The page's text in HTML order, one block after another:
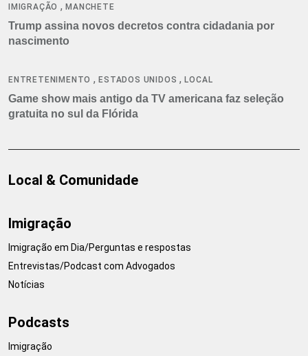
IMIGRAÇÃO ,MANCHETE
Trump assina novos decretos contra cidadania por
nascimento
ENTRETENIMENTO ,ESTADOS UNIDOS ,LOCAL
Game show mais antigo da TV americana faz seleção
gratuita no sul da Flórida
Local & Comunidade
Imigração
Imigração em Dia/Perguntas e respostas
Entrevistas/Podcast com Advogados
Notícias
Podcasts
Imigração